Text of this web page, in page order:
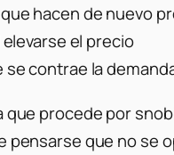
hacen de nuevo
el precio
contrae la
que procede por
pensarse que no se